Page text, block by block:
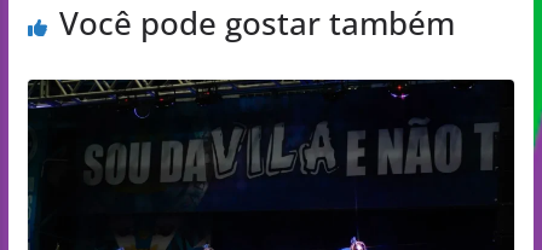
Você pode gostar também